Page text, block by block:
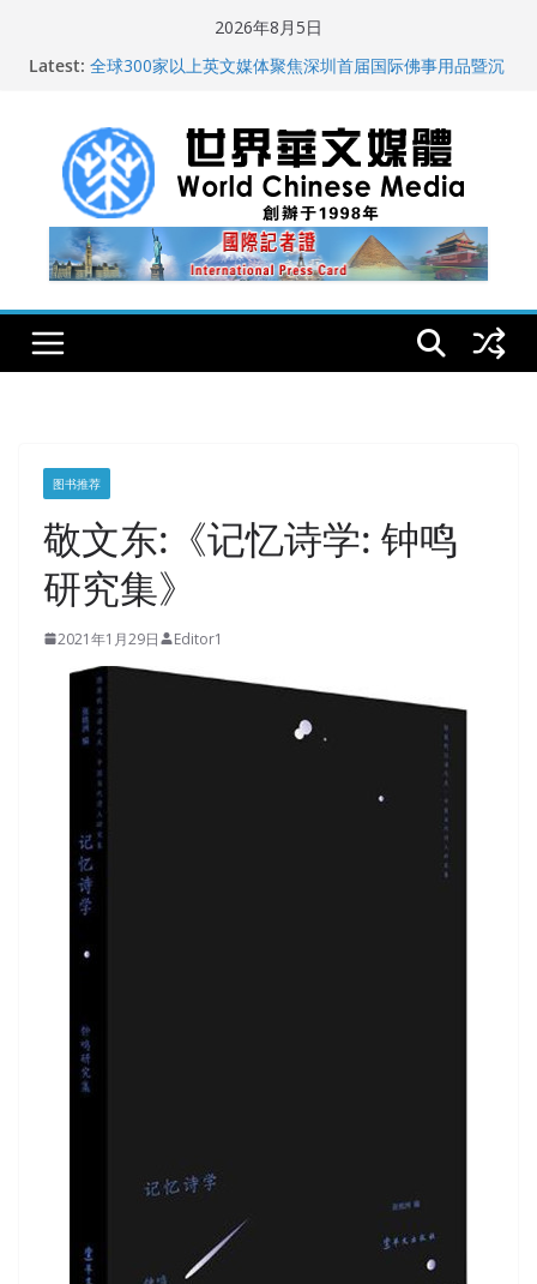
2026年8月5日
Latest: 纽约州拟率先立法规范AI“隐形爬虫” 引发新闻与科技界激
香文化艺术展
世界华文大众传播媒体协会公开声明
从一杯沉香叶茶到一缕海南天香：加拿大茶艺师邓岚月
海南沉香文化考察纪行
全球新闻业正面临“代际脱钩”
图书推荐
敬文东:《记忆诗学: 钟鸣
研究集》
2021年1月29日 Editor1